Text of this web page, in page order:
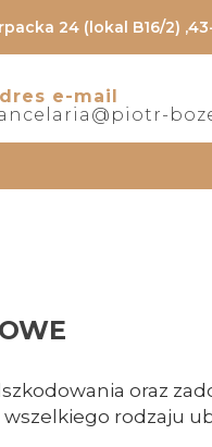
24 (lokal B16/2)
e-mail
oraz
rodzaju